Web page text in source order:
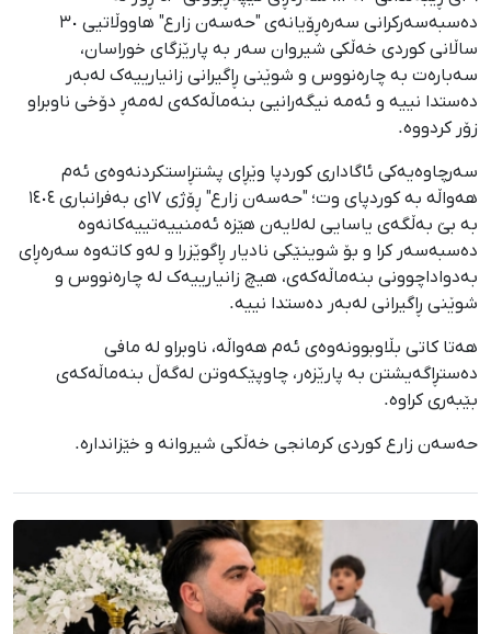
دەسبەسەرکرانی سەرەڕۆیانەی "حەسەن زارع" هاووڵاتیی ٣٠
ساڵانی کوردی خەڵکی شیروان سەر بە پارێزگای خوراسان،
سەبارەت بە چارەنووس و شوێنی ڕاگیرانی زانیارییەک لەبەر
دەستدا نییە و ئەمە نیگەرانیی بنەماڵەکەی لەمەڕ دۆخی ناوبراو
زۆر کردووە.
سەرچاوەیەکی ئاگاداری کوردپا وێڕای پشتڕاستکردنەوەی ئەم
هەواڵە بە کوردپای وت؛ "حەسەن زارع" ڕۆژی ١٧ی بەفرانباری ١٤٠٤
بە بێ بەڵگەی یاسایی لەلایەن هێزە ئەمنییەتییەکانەوە
دەسبەسەر کرا و بۆ شوینێکی نادیار ڕاگوێزرا و لەو کاتەوە سەرەڕای
بەدواداچوونی بنەماڵەکەی، هیچ زانیارییەک لە چارەنووس و
شوێنی ڕاگیرانی لەبەر دەستدا نییە.
هەتا کاتی بڵاوبوونەوەی ئەم هەواڵە، ناوبراو لە مافی
دەستڕاگەیشتن بە پارێزەر، چاوپێکەوتن لەگەڵ بنەماڵەکەی
بێبەری کراوە.
حەسەن زارع کوردی کرمانجی خەڵكی شیروانە و خێزاندارە.